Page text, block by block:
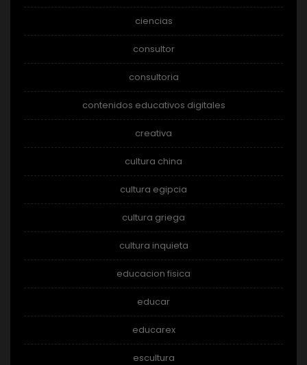
ciencias
consultor
consultoria
contenidos educativos digitales
creativa
cultura china
cultura egipcia
cultura griega
cultura inquieta
educacion fisica
educar
educarex
escultura